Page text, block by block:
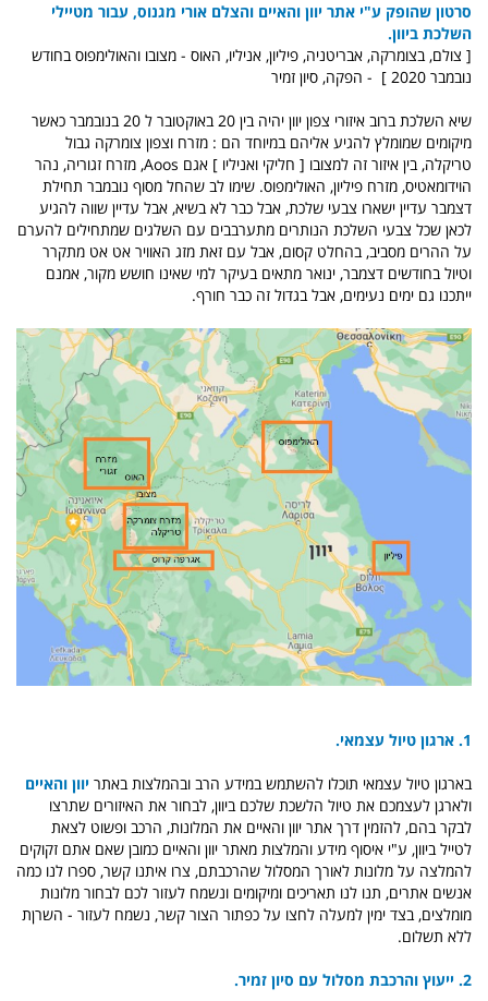
סרטון שהופק ע"י אתר יוון והאיים והצלם אורי מגנוס, עבור מטיילי
השלכת ביוון.
[ צולם, בצומרקה, אבריטניה, פיליון, אניליו, האוס - מצובו והאולימפוס בחודש
נובמבר 2020 ] - הפקה, סיון זמיר
שיא השלכת ברוב איזורי צפון יוון יהיה בין 20 באוקטובר ל 20 בנובמבר כאשר
מיקומים שמומלץ להגיע אליהם במיוחד הם : מזרח וצפון צומרקה גבול
טריקלה, בין איזור זה למצובו [ חליקי ואניליו ] אגם Aoos, מזרח זגוריה, נהר
הוידומאטיס, מזרח פיליון, האולימפוס. שימו לב שהחל מסוף נובמבר תחילת
דצמבר עדיין ישארו צבעי שלכת, אבל כבר לא בשיא, אבל עדיין שווה להגיע
לכאן שכל צבעי השלכת הנותרים מתערבבים עם השלגים שמתחילים להערם
על ההרים מסביב, בהחלט קסום, אבל עם זאת מזג האוויר אט אט מתקרר
וטיול בחודשים דצמבר, ינואר מתאים בעיקר למי שאינו חושש מקור, אמנם
ייתכנו גם ימים נעימים, אבל בגדול זה כבר חורף.
1. ארגון טיול עצמאי.
בארגון טיול עצמאי תוכלו להשתמש במידע הרב ובהמלצות באתר יוון והאיים
ולארגן לעצמכם את טיול הלשכת שלכם ביוון, לבחור את האיזורים שתרצו
לבקר בהם, להזמין דרך אתר יוון והאיים את המלונות, הרכב ופשוט לצאת
לטייל ביוון, ע"י איסוף מידע והמלצות מאתר יוון והאיים כמובן שאם אתם זקוקים
להמלצה על מלונות לאורך המסלול שהרכבתם, צרו איתנו קשר, ספרו לנו כמה
אנשים אתרים, תנו לנו תאריכים ומיקומים ונשמח לעזור לכם לבחור מלונות
מומלצים, בצד ימין למעלה לחצו על כפתור הצור קשר, נשמח לעזור - השרןת
ללא תשלום.
2. ייעוץ והרכבת מסלול עם סיון זמיר.